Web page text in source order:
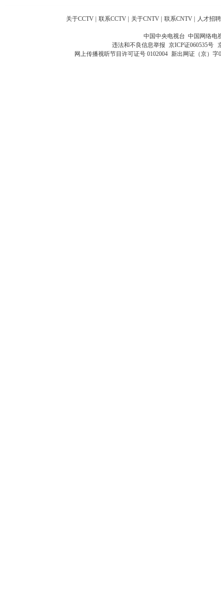
关于CCTV 联系CCTV 关于CNTV 联系CNTV 人才招聘
中国中央电视台 中国网络电
违法和不良信息举报 京ICP证060535号
网上传播视听节目许可证号 0102004 新出网证（京）